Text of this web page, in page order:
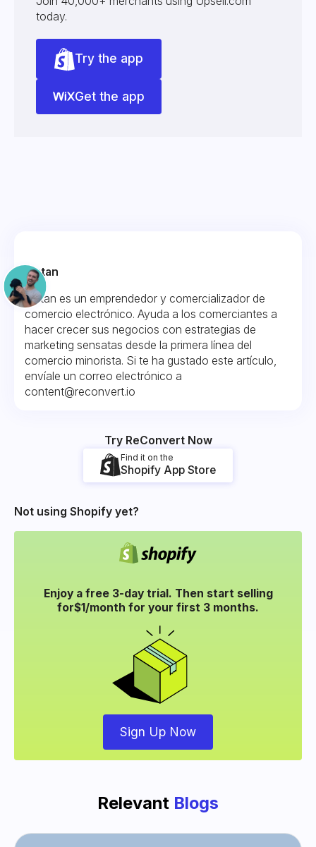
today.
Try the app
Get the app
Fintan
Fintan es un emprendedor y comercializador de
comercio electrónico. Ayuda a los comerciantes a
hacer crecer sus negocios con estrategias de
marketing sensatas desde la primera línea del
comercio minorista. Si te ha gustado este artículo,
envíale un correo electrónico a
content@reconvert.io
Try ReConvert Now
Find it on the
Shopify App Store
Not using Shopify yet?
Enjoy a free 3-day trial. Then start selling
for$1/month for your first 3 months.
Sign Up Now
Relevant Blogs